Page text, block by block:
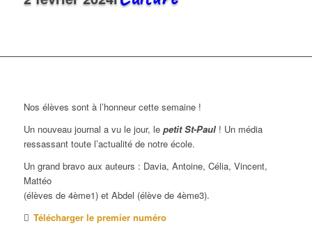
Nos élèves sont à l’honneur cette semaine !
Un nouveau journal a vu le jour, le petit St-Paul ! Un média
ressassant toute l’actualité de notre école.
Un grand bravo aux auteurs : Davia, Antoine, Célia, Vincent,
Mattéo
(élèves de 4ème1) et Abdel (élève de 4ème3).
Télécharger le premier numéro